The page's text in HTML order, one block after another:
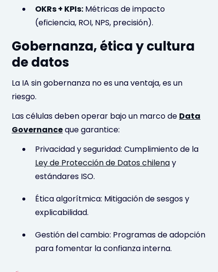
OKRs + KPIs: Métricas de impacto
(eficiencia, ROI, NPS, precisión).
Gobernanza, ética y cultura
de datos
La IA sin gobernanza no es una ventaja, es un
riesgo.
Las células deben operar bajo un marco de Data
Governanceque garantice:
Privacidad y seguridad: Cumplimiento de la
Ley de Protección de Datos chilenay
estándares ISO.
Ética algorítmica: Mitigación de sesgos y
explicabilidad.
Gestión del cambio: Programas de adopción
para fomentar la confianza interna.